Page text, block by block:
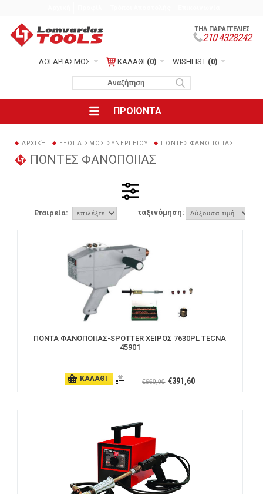
ΤΗΛ.ΠΑΡΑΓΓΕΛΙΕΣ
210 4328242
ΛΟΓΑΡΙΑΣΜΟΣ ΚΑΛΑΘΙ (0) WISHLIST (0)
ΠΡΟΙΟΝΤΑ
ΑΡΧΙΚΉ ΕΞΟΠΛΙΣΜΟΣ ΣΥΝΕΡΓΕΙΟΥ ΠΟΝΤΕΣ ΦΑΝΟΠΟΙΙΑΣ
ΠΟΝΤΕΣ ΦΑΝΟΠΟΙΙΑΣ
Εταιρεία: ταξινόμηση:
ΠΟΝΤΑ ΦΑΝΟΠΟΙIΑΣ-SPOTTER ΧΕΙΡΟΣ 7630PL TECNA
45901
ΚΑΛΑΘΙ €391,60
€660,00